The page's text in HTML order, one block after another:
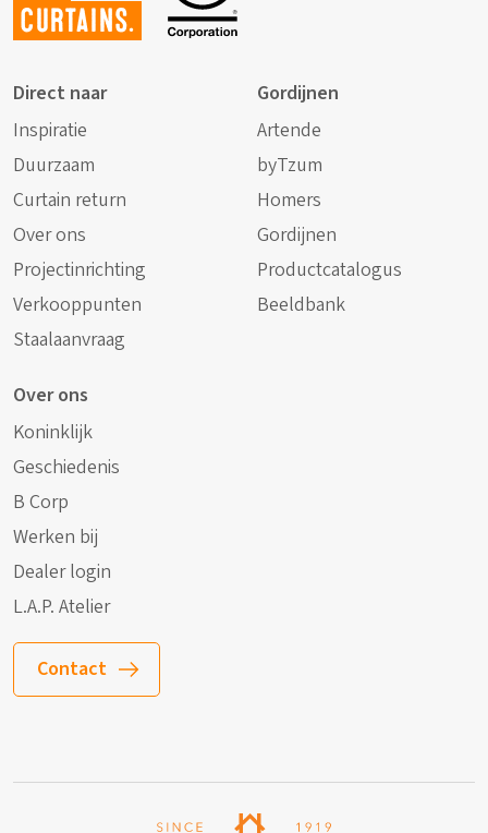
curtains.
Direct naar
Inspiratie
Duurzaam
Curtain return
Over ons
Projectinrichting
Verkooppunten
Staalaanvraag
Gordijnen
Artende
byTzum
Homers
Gordijnen
Productcatalogus
Beeldbank
Over ons
Koninklijk
Geschiedenis
B Corp
Werken bij
Dealer login
L.A.P. Atelier
Contact